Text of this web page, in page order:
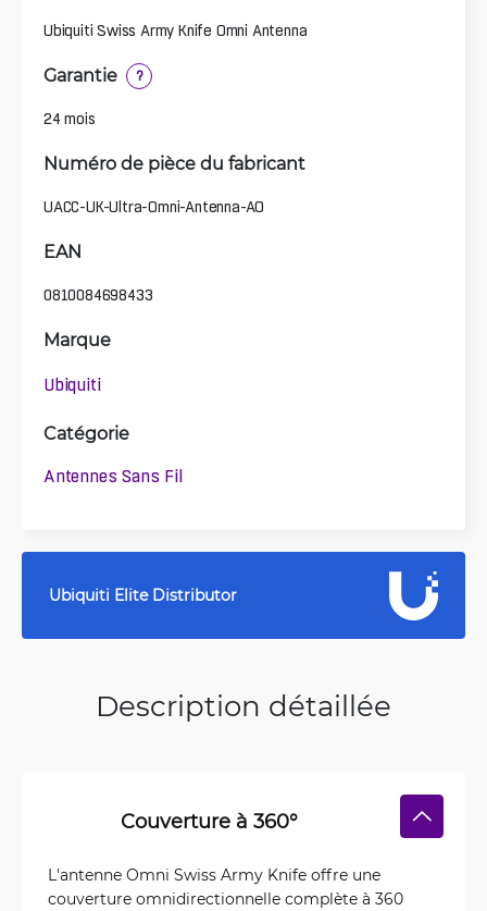
Ubiquiti Swiss Army Knife Omni Antenna
Garantie ?
24 mois
Numéro de pièce du fabricant
UACC-UK-Ultra-Omni-Antenna-AO
EAN
0810084698433
Marque
Ubiquiti
Catégorie
Antennes Sans Fil
Ubiquiti Elite Distributor
Description détaillée
Couverture à 360°
L'antenne Omni Swiss Army Knife offre une
couverture omnidirectionnelle complète à 360